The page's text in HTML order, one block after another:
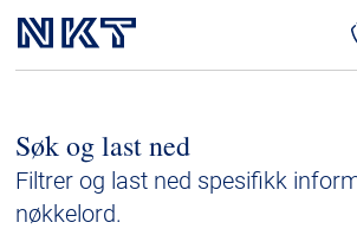
Høyspenningskabelløsninger
Kabelservice
Søk og last ned
Filtrer og last ned spesifikk
nøkkelord.